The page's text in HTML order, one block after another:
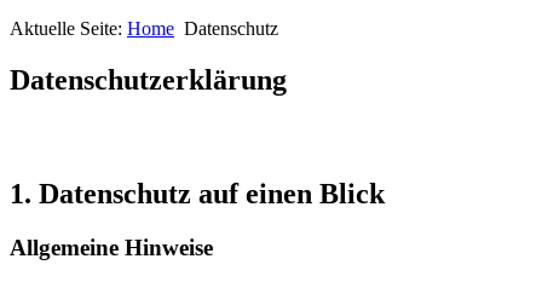
Aktuelle Seite: Home Datenschutz
Datenschutzerklärung
1. Datenschutz auf einen Blick
Allgemeine Hinweise